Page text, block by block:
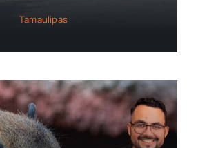
Tamaulipas